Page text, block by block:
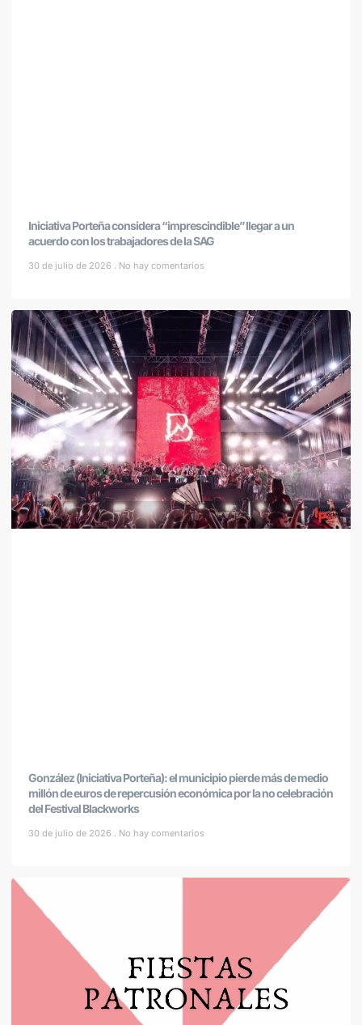
Iniciativa Porteña considera “imprescindible” llegar a un
acuerdo con los trabajadores de la SAG
30 de julio de 2026 No hay comentarios
González (Iniciativa Porteña): el municipio pierde más de medio
millón de euros de repercusión económica por la no celebración
del Festival Blackworks
30 de julio de 2026 No hay comentarios